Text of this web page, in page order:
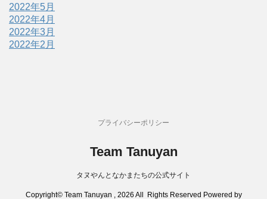
2022年5月
2022年4月
2022年3月
2022年2月
プライバシーポリシー
Team Tanuyan
タヌやんとなかまたちの公式サイト
Copyright© Team Tanuyan , 2026 All Rights Reserved Powered by